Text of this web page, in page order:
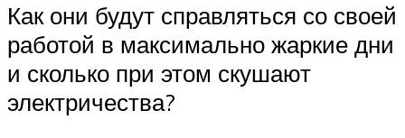
Как они будут справляться со своей
работой в максимально жаркие дни
и сколько при этом скушают
электричества?